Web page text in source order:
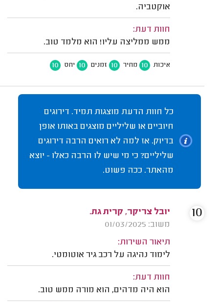
אוקטביה.
חוות דעת:
ממש ממליצה עליו! הוא מלמד טוב.
איכות 10 מחיר 10 זמנים 10 יחס 10
כל חוות הדעת מוצגות תמיד. דירוגים
חיוביים או שליליים מוצגים באותו אופן
בדיוק. אז למה לא רואים הרבה דירוגים
שליליים? כי מי שיש לו הרבה כאלו - יוצא
מהאתר. ככה פשוט.
יובל צריקר, קרית גת.
משוב: 01/03/2025
תיאור השירות:
לימוד נהיגה על רכב גיר אוטומטי.
חוות דעת:
הוא היה מדהים, הוא מורה ממש טוב.
10